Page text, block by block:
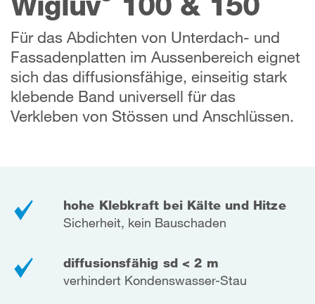
Für das Abdichten von Unterdach- und
Fassadenplatten im Aussenbereich eignet
sich das diffusionsfähige, einseitig stark
klebende Band universell für das
Verkleben von Stössen und Anschlüssen.
hohe Klebkraft bei Kälte und Hitze
Sicherheit, kein Bauschaden
diffusionsfähig sd < 2 m
verhindert Kondenswasser-Stau